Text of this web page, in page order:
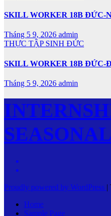
SKILL WORKER 18B ĐỨC-
Tháng 5 9, 2026 admin
THỰC TẬP SINH ĐỨC
SKILL WORKER 18B ĐỨC-
Tháng 5 9, 2026 admin
Proudly powered by WordPress |
Home
Sample Page